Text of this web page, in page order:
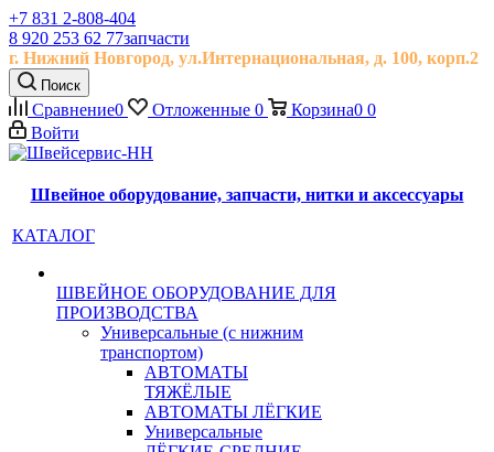
+7 831 2-808-404
8 920 253 62 77запчасти
г. Нижний Новгород, ул.Интернациональная, д. 100, корп.2
Поиск
Сравнение0 Отложенные 0 Корзина0 0
Войти
Швейное оборудование, запчасти, нитки и аксессуары
КАТАЛОГ
ШВЕЙНОЕ ОБОРУДОВАНИЕ ДЛЯ
ПРОИЗВОДСТВА
Универсальные (с нижним
транспортом)
АВТОМАТЫ
ТЯЖЁЛЫЕ
АВТОМАТЫ ЛЁГКИЕ
Универсальные